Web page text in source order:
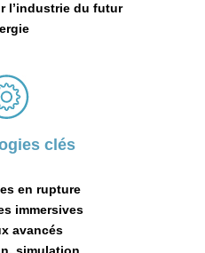
l’industrie du futur
clés
en rupture
immersives
avancés